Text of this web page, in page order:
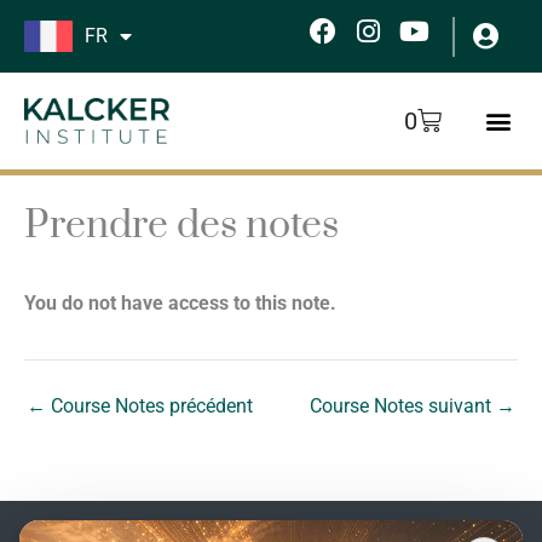
Aller
FR
F
c
o
k
I
s
g
Y
u
t
u
b
0
Panier
Prendre des notes
You do not have access to this note.
← Course Notes précédent Course Notes suivant →